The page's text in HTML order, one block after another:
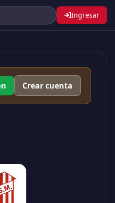
Ingresar
Crear cuenta